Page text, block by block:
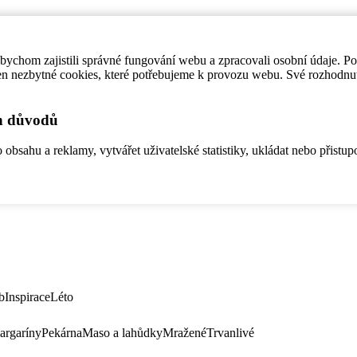
zajistili správné fungování webu a zpracovali osobní údaje.
nezbytné cookies, které potřebujeme k provozu webu. Své
důvodů
a reklamy, vytvářet uživatelské statistiky, ukládat nebo
InspiraceLéto
PekárnaMaso a lahůdkyMraženéTrvanlivé